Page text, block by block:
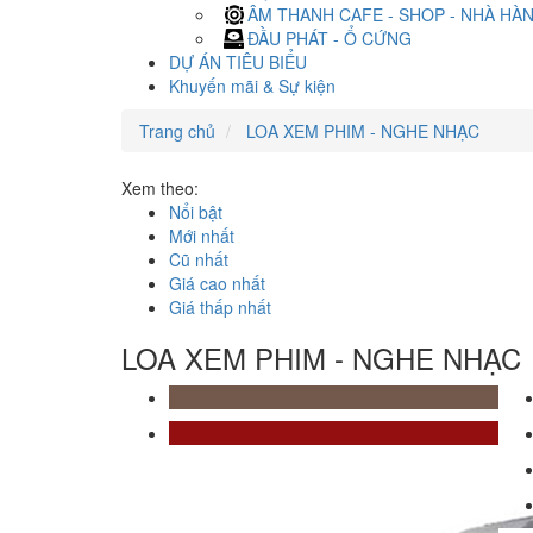
ÂM THANH CAFE - SHOP - NHÀ
ĐẦU PHÁT - Ổ CỨNG
DỰ ÁN TIÊU BIỂU
Khuyến mãi & Sự kiện
Trang chủ
LOA XEM PHIM - NGHE NHẠC
Xem theo:
Nổi bật
Mới nhất
Cũ nhất
Giá cao nhất
Giá thấp nhất
LOA XEM PHIM - NGHE NHẠC